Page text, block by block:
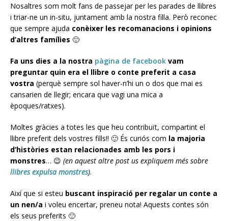
Nosaltres som molt fans de passejar per les parades de llibres
i triar-ne un in-situ, juntament amb la nostra filla. Però reconec
que sempre ajuda conèixer les recomanacions i opinions
d’altres famílies 🙂
Fa uns dies a la nostra pàgina de facebook vam
preguntar quin era el llibre o conte preferit a casa
vostra (perquè sempre sol haver-n’hi un o dos que mai es
cansarien de llegir; encara que vagi una mica a
èpoques/ratxes).
Moltes gràcies a totes les que heu contribuït, compartint el
llibre preferit dels vostres fills!! 🙂 És curiós com la majoria
d’històries estan relacionades amb les pors i
monstres… 😉 (en aquest altre post us expliquem més sobre
llibres expulsa monstres).
Així que si esteu buscant inspiració per regalar un conte a
un nen/a i voleu encertar, preneu nota! Aquests contes són
els seus preferits 🙂